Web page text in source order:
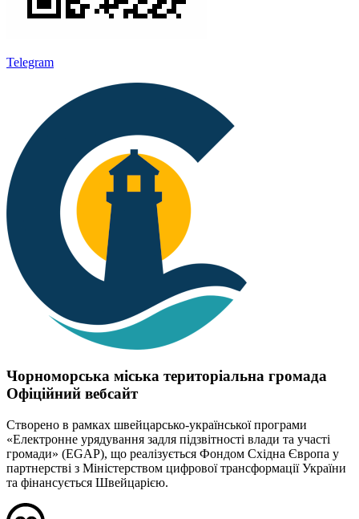
Telegram
Чорноморська міська територіальна громада
Офіційний вебсайт
Створено в рамках швейцарсько-української програми
«Електронне урядування задля підзвітності влади та участі
громади» (EGAP), що реалізується Фондом Східна Європа у
партнерстві з Міністерством цифрової трансформації України
та фінансується Швейцарією.